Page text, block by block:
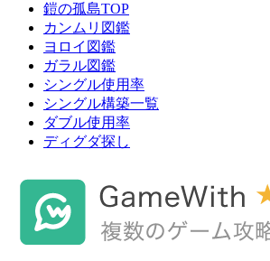
鎧の孤島TOP
カンムリ図鑑
ヨロイ図鑑
ガラル図鑑
シングル使用率
シングル構築一覧
ダブル使用率
ディグダ探し